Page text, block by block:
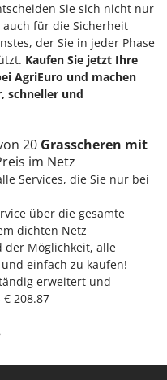
Sie sich nicht nur
für die Sicherheit
der Sie in jeder Phase
Kaufen Sie jetzt Ihre
AgriEuro und machen
schneller und
20 Grasscheren mit
im Netz
Services, die Sie nur bei
über die gesamte
dichten Netz
der Möglichkeit, alle
einfach zu kaufen!
erweitert und
208.87